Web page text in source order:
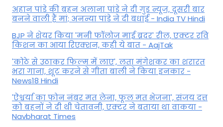
अहान पांडे की बहन अलाना पांडे ने दी गुड न्यूज, दूसरी बार
बनने वाली हैं मां; अनन्या पांडे ने दी बधाई - India TV Hindi
BJP ने शेयर किया 'मनी फॉलोज माई ब्रदर' रील, एक्टर रवि
किशन का आया रिएक्शन, कही ये बात - AajTak
'कोठे से उठाकर फिल्म में लाए', लता मंगेशकर का शरारत
भरा गाना, शूट करने से गीता बाली ने किया इनकार -
News18 Hindi
'ऐश्वर्या का फोन नंबर मत लेना, फूल मत भेजना', संजय दत्त
को बहनों ने दी थी चेतावनी, एक्टर ने बताया था वाकया -
Navbharat Times